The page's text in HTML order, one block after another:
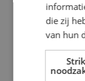
5 x 2.5
Dca 20
die zij
van hun